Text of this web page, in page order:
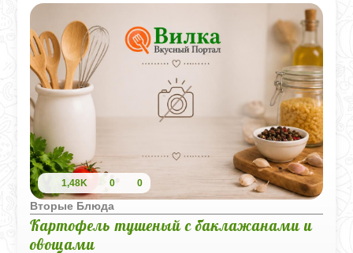
1,48K 0 0
Вторые Блюда
Картофель тушеный с баклажанами и
овощами